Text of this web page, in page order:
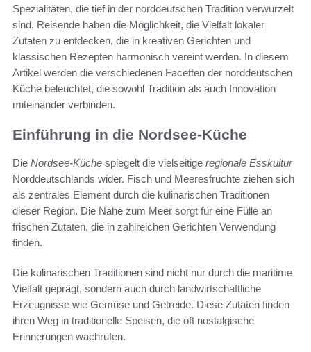
Spezialitäten, die tief in der norddeutschen Tradition verwurzelt
sind. Reisende haben die Möglichkeit, die Vielfalt lokaler
Zutaten zu entdecken, die in kreativen Gerichten und
klassischen Rezepten harmonisch vereint werden. In diesem
Artikel werden die verschiedenen Facetten der norddeutschen
Küche beleuchtet, die sowohl Tradition als auch Innovation
miteinander verbinden.
Einführung in die Nordsee-Küche
Die Nordsee-Küche spiegelt die vielseitige regionale Esskultur
Norddeutschlands wider. Fisch und Meeresfrüchte ziehen sich
als zentrales Element durch die kulinarischen Traditionen
dieser Region. Die Nähe zum Meer sorgt für eine Fülle an
frischen Zutaten, die in zahlreichen Gerichten Verwendung
finden.
Die kulinarischen Traditionen sind nicht nur durch die maritime
Vielfalt geprägt, sondern auch durch landwirtschaftliche
Erzeugnisse wie Gemüse und Getreide. Diese Zutaten finden
ihren Weg in traditionelle Speisen, die oft nostalgische
Erinnerungen wachrufen.